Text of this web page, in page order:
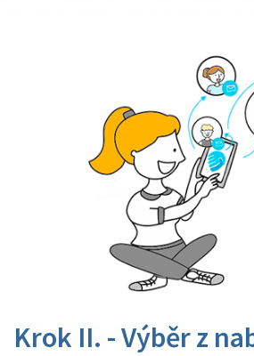
Krok II. - Výběr z